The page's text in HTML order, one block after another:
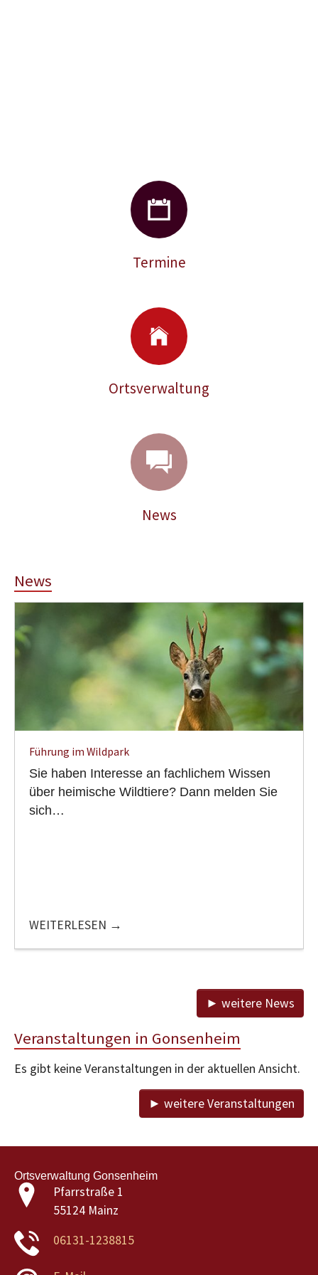
Termine
Ortsverwaltung
News
News
Führung im Wildpark
Sie haben Interesse an fachlichem Wissen
über heimische Wildtiere? Dann melden Sie
sich…
WEITERLESEN
► weitere News
Veranstaltungen in Gonsenheim
Es gibt keine Veranstaltungen in der aktuellen Ansicht.
► weitere Veranstaltungen
Ortsverwaltung Gonsenheim
Pfarrstraße 1
55124 Mainz
06131-1238815